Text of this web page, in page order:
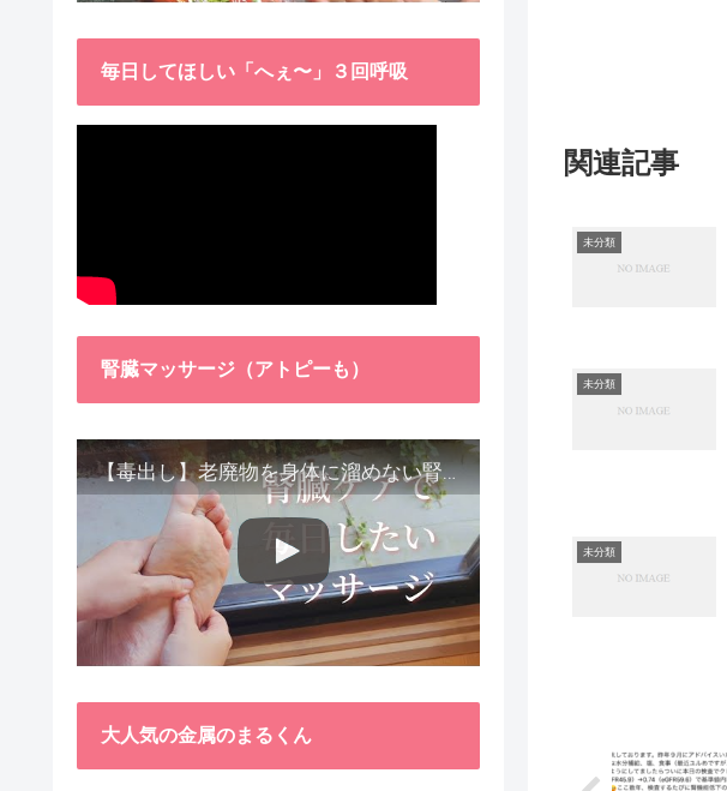
関連記事
未分類
未分類
未分類
毎日してほしい「へぇ〜」３回呼吸
腎臓マッサージ（アトピーも）
【毒出し】老廃物を身体に溜めない腎臓ケア４種をご紹介します。
大人気の金属のまるくん